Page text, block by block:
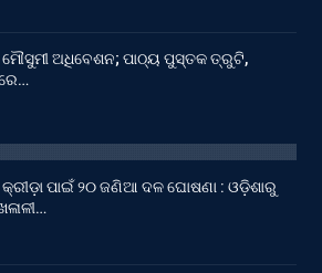
ମୌସୁମୀ ଅଧିବେଶନ; ପାଠ୍ୟ ପୁସ୍ତକ ତ୍ରୁଟି,
ପାଇଁ ୨୦ ଜଣିଆ ଦଳ ଘୋଷଣା : ଓଡ଼ିଶାରୁ